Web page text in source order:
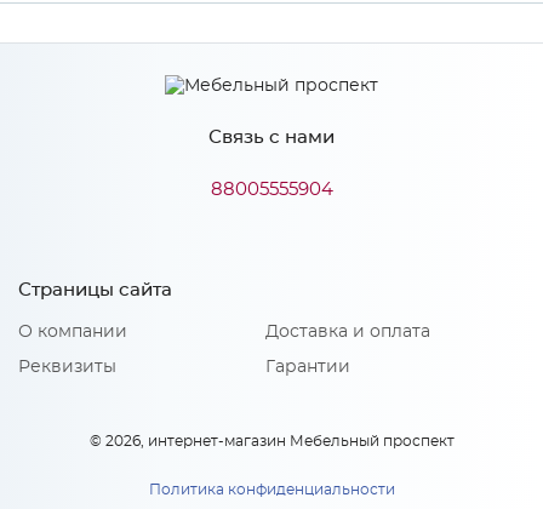
Производитель МиФ
Связь с нами
88005555904
Страницы сайта
О компании
Реквизиты
Доставка и оплата
Гарантии
© 2026, интернет-магазин Мебельный проспект
Политика конфиденциальности